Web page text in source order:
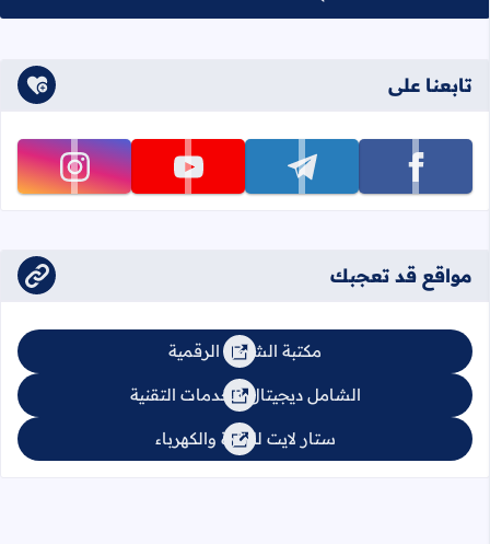
تابعنا على
تابعنا على facebook تابعنا على telegram تابعنا على youtube تابعنا على instagram
مواقع قد تعجبك
مكتبة الشامل الرقمية
الشامل ديجيتال للخدمات التقنية
ستار لايت للإنارة والكهرباء